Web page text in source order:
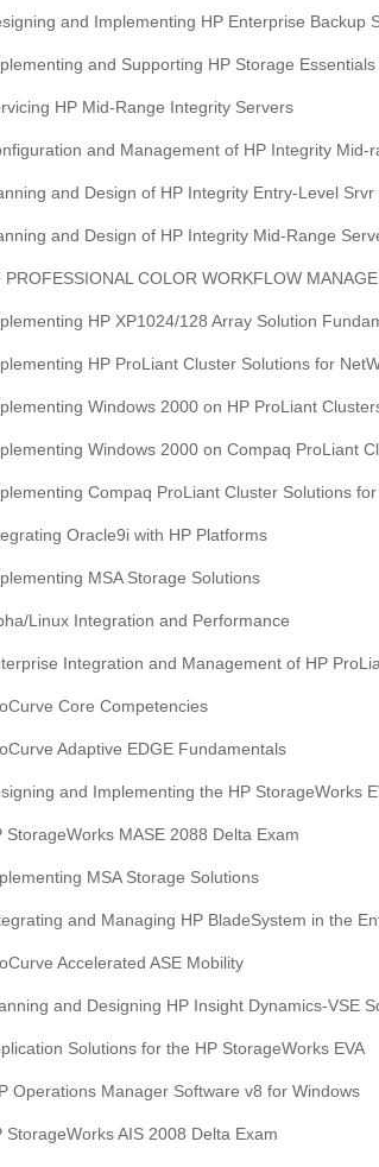
and Implementing HP Enterprise Backup
and Supporting HP Storage
HP Mid-Range Integrity Servers
and Management of HP Integrity Mid-
and Design of HP Integrity Entry-Level Srvr
and Design of HP Integrity Mid-Range
PROFESSIONAL COLOR WORKFLOW
HP XP1024/128 Array Solution
HP ProLiant Cluster Solutions for
Windows 2000 on HP ProLiant
Windows 2000 on Compaq ProLiant
Compaq ProLiant Cluster Solutions
Oracle9i with HP Platforms
MSA Storage Solutions
Linux Integration and Performance
Integration and Management of HP
Core Competencies
Adaptive EDGE Fundamentals
and Implementing the HP StorageWorks
StorageWorks MASE 2088 Delta Exam
MSA Storage Solutions
and Managing HP BladeSystem in the
Accelerated ASE Mobility
and Designing HP Insight Dynamics-VSE
Solutions for the HP StorageWorks EVA
Operations Manager Software v8 for Windows
StorageWorks AIS 2008 Delta Exam